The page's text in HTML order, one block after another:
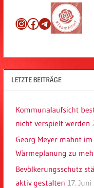
Instagram
Facebook
Telegram
LETZTE BEITRÄGE
Kommunalaufsicht
nicht verspielt werden
Georg Meyer mahnt
Wärmeplanung zu
Bevölkerungsschutz
aktiv gestalten 17.